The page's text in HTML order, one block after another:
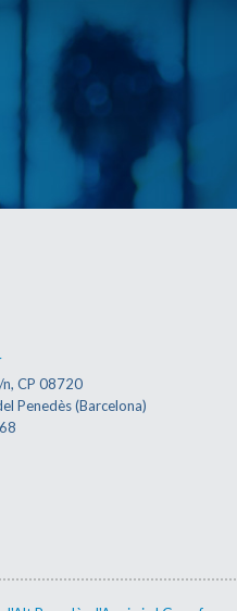
CP 08720
Penedès (Barcelona)